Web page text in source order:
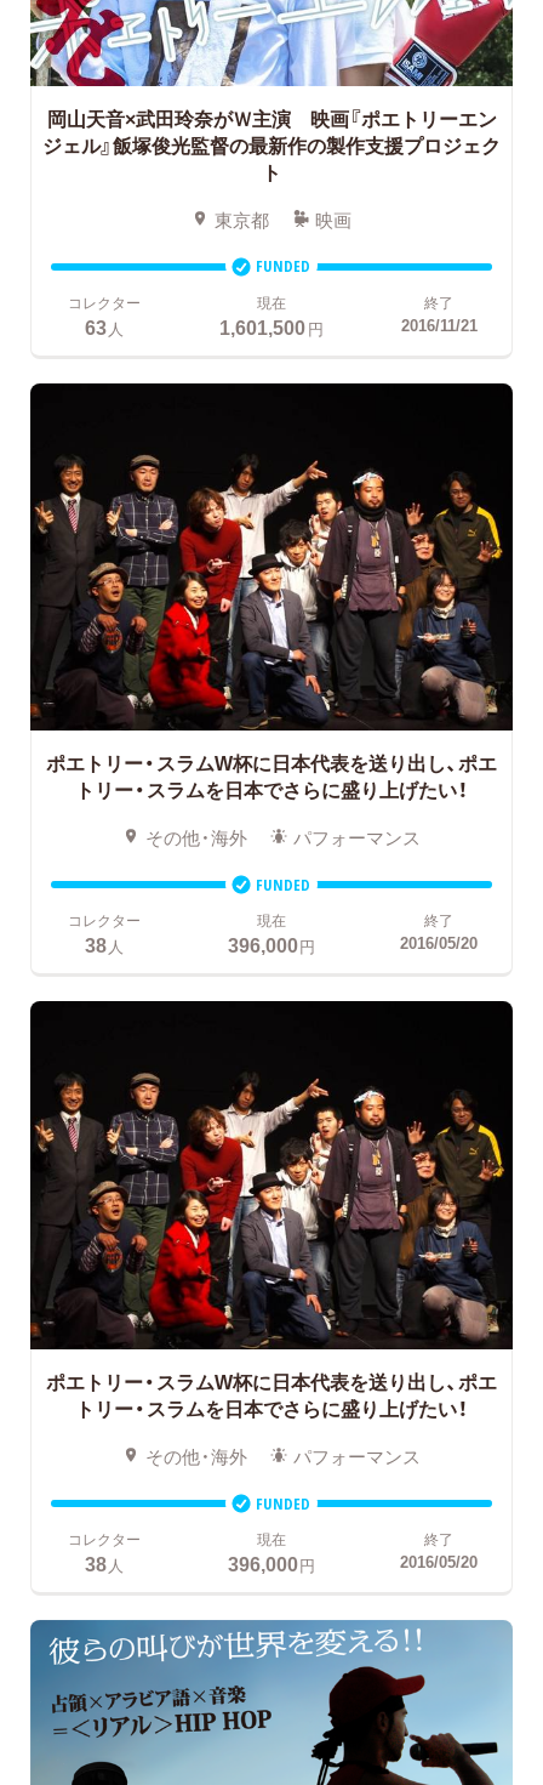
岡山天音×武田玲奈がＷ主演 映画『ポエトリーエン
ジェル』飯塚俊光監督の最新作の製作支援プロジェク
ト
東京都 映画
FUNDED
コレクター
63人
現在
1,601,500円
終了
2016/11/21
ポエトリー・スラムW杯に日本代表を送り出し、ポエ
トリー・スラムを日本でさらに盛り上げたい！
その他・海外 パフォーマンス
FUNDED
コレクター
38人
現在
396,000円
終了
2016/05/20
ポエトリー・スラムW杯に日本代表を送り出し、ポエ
トリー・スラムを日本でさらに盛り上げたい！
その他・海外 パフォーマンス
FUNDED
コレクター
38人
現在
396,000円
終了
2016/05/20